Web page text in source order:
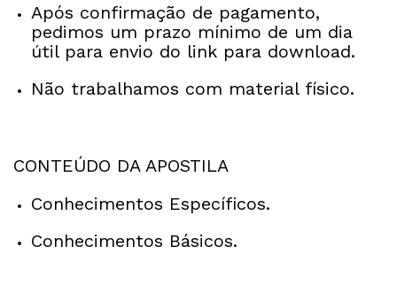
Após confirmação de pagamento,
pedimos um prazo mínimo de um dia
útil para envio do link para download.
Não trabalhamos com material físico.
CONTEÚDO DA APOSTILA
Conhecimentos Específicos.
Conhecimentos Básicos.